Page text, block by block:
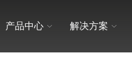
产品中心 解决方案